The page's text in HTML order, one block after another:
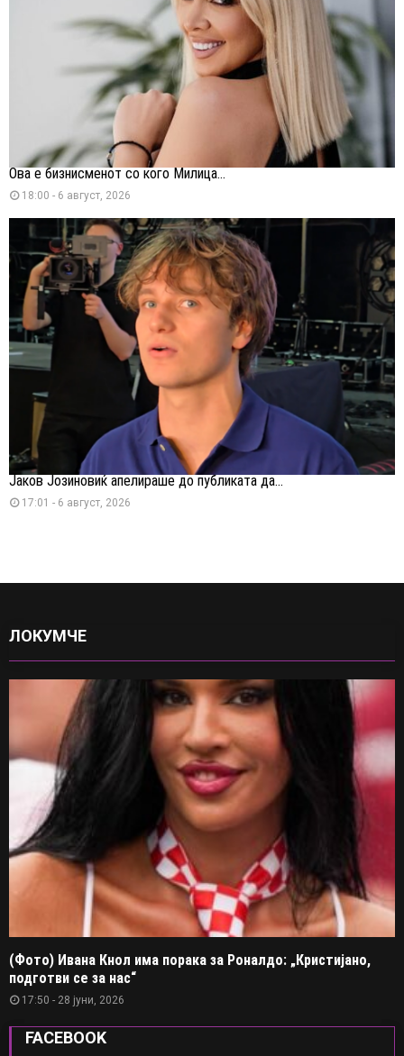
Ова е бизнисменот со кого Милица...
18:00 - 6 август, 2026
Јаков Јозиновиќ апелираше до публиката да...
17:01 - 6 август, 2026
ЛОКУМЧЕ
(Фото) Ивана Кнол има порака за Роналдо: „Кристијано,
подготви се за нас“
17:50 - 28 јуни, 2026
FACEBOOK